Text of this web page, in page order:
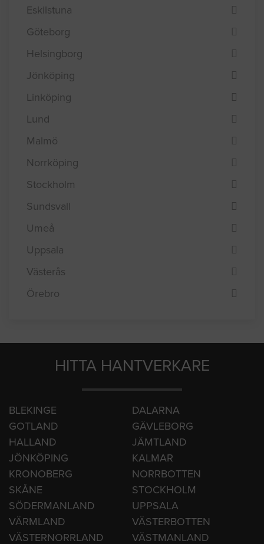
Eskilstuna
Göteborg
Helsingborg
Jönköping
Linköping
Lund
Malmö
Norrköping
Stockholm
Sundsvall
Umeå
Uppsala
Västerås
Örebro
HITTA HANTVERKARE
BLEKINGE
DALARNA
GOTLAND
GÄVLEBORG
HALLAND
JÄMTLAND
JÖNKÖPING
KALMAR
KRONOBERG
NORRBOTTEN
SKÅNE
STOCKHOLM
SÖDERMANLAND
UPPSALA
VÄRMLAND
VÄSTERBOTTEN
VÄSTERNORRLAND
VÄSTMANLAND